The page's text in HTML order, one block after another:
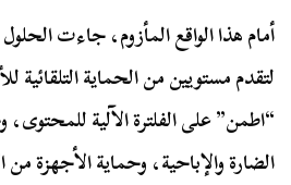
أمام هذا الواقع المأزوم، جاءت الحلول
لتقدم مستويين من الحماية
“اطمن” على الفلترة الآلية
الضارة والإباحية، وحماية الأجهزة